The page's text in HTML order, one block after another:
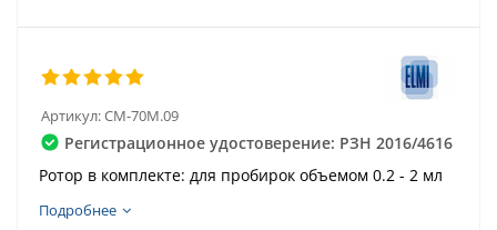
Артикул:CM-70M.09
Регистрационное удостоверение: РЗН 2016/4616
Ротор в комплекте: для пробирок объемом 0.2 - 2 мл
Подробнее